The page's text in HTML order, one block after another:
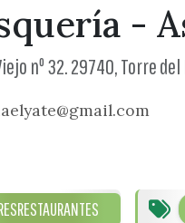
-
nº 32. 29740, Torre
RESTAURANTES